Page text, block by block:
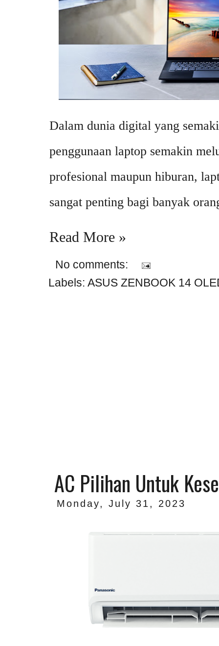
Dalam dunia digital yang
penggunaan laptop semakin
profesional maupun hiburan,
sangat penting bagi banyak
Read More »
No comments:
Labels: ASUS ZENBOOK 14
AC Pilihan Untuk
Monday, July 31, 2023